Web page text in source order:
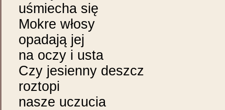
uśmiecha się
Mokre włosy
opadają jej
na oczy i usta
Czy jesienny deszcz
roztopi
nasze uczucia